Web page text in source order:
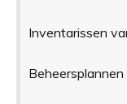
Inventarissen